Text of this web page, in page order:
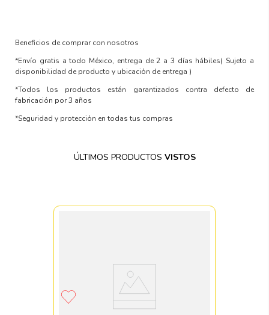
Beneficios de comprar con nosotros
*Envío gratis a todo México, entrega de 2 a 3 días hábiles( Sujeto a
disponibilidad de producto y ubicación de entrega )
*Todos los productos están garantizados contra defecto de
fabricación por 3 años
*Seguridad y protección en todas tus compras
ÚLTIMOS PRODUCTOS VISTOS